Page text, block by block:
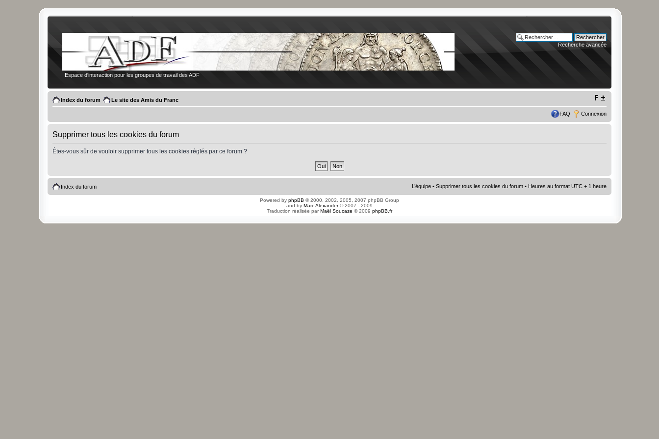
Espace d'interaction pour les groupes de travail des ADF
Recherche avancée
Index du forum Le site des Amis du Franc
FAQ Connexion
Supprimer tous les cookies du forum
Êtes-vous sûr de vouloir supprimer tous les cookies réglés par ce forum ?
Index du forum L’équipe • Supprimer tous les cookies du forum • Heures au format UTC + 1 heure
Powered by phpBB © 2000, 2002, 2005, 2007 phpBB Group
and by Marc Alexander© 2007 - 2009
Traduction réalisée parMaël Soucaze © 2009 phpBB.fr